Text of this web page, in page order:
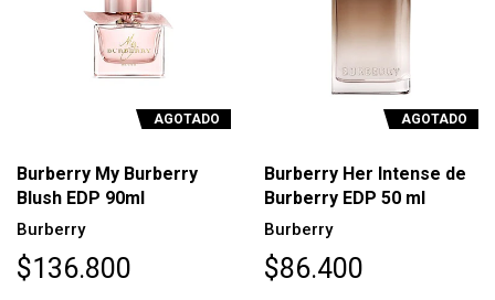
AGOTADO
Burberry My Burberry
Blush EDP 90ml
Burberry
$136.800
AGOTADO
Burberry Her Intense de
Burberry EDP 50 ml
Burberry
$86.400